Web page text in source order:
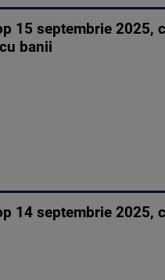
15 septembrie 2025,
banii
14 septembrie 2025,